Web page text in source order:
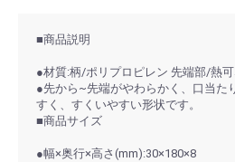
■商品説明
●材質:柄/ポリプロピレン 先端部/熱
●先から~先端がやわらかく、口当た
すく、すくいやすい形状です。
■商品サイズ
●幅×奥行×高さ(mm):30×180×8